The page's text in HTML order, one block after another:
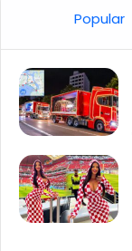
Popular